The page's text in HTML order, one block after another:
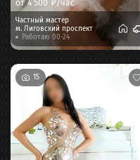
от4 500 ₽/час
Частный мастер
м. Лиговский проспект
Работаю 00-24
15